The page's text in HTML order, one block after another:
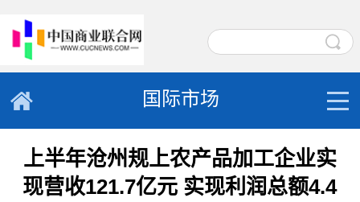
国际市场
上半年沧州规上农产品加工企业实
现营收121.7亿元 实现利润总额4.4